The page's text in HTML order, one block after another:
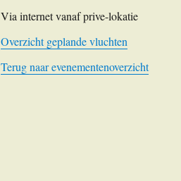
Via internet vanaf prive-lokatie
Overzicht geplande vluchten
Terug naar evenementenoverzicht